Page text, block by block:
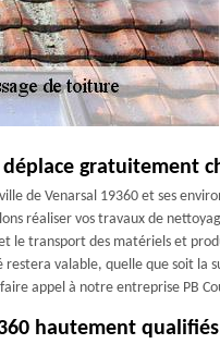
gratuitement
de Venarsal 19360 et ses
réaliser vos travaux de
le transport des matériels et
valable, quelle que soit la
appel à notre entreprise PB
hautement